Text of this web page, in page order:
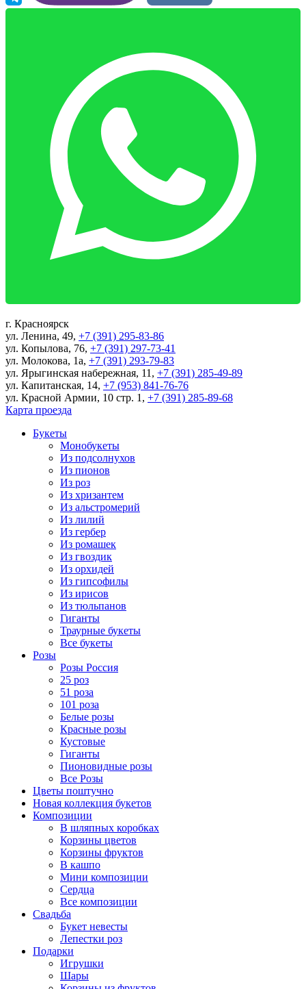
г. Красноярск
ул. Ленина, 49, +7 (391) 295-83-86
ул. Копылова, 76, +7 (391) 297-73-41
ул. Молокова, 1а, +7 (391) 293-79-83
ул. Ярыгинская набережная, 11 , +7 (391) 285-49-89
ул. Капитанская, 14, +7 (953) 841-76-76
ул. Красной Армии, 10 стр. 1 , +7 (391) 285-89-68
Карта проезда
Букеты
Монобукеты
Из подсолнухов
Из пионов
Из роз
Из хризантем
Из альстромерий
Из лилий
Из гербер
Из ромашек
Из гвоздик
Из орхидей
Из гипсофилы
Из ирисов
Из тюльпанов
Гиганты
Траурные букеты
Все букеты
Розы
Розы Россия
25 роз
51 роза
101 роза
Белые розы
Красные розы
Кустовые
Гиганты
Пионовидные розы
Все Розы
Цветы поштучно
Новая коллекция букетов
Композиции
В шляпных коробках
Корзины цветов
Корзины фруктов
В кашпо
Мини композиции
Сердца
Все композиции
Свадьба
Букет невесты
Лепестки роз
Подарки
Игрушки
Шары